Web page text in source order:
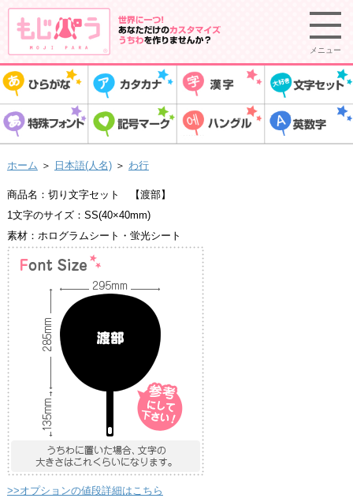
メニュー
ホーム ＞ 日本語(人名) ＞ わ行
商品名：切り文字セット 【渡部】
1文字のサイズ：SS(40×40mm)
素材：ホログラムシート・蛍光シート
>>オプションの値段詳細はこちら